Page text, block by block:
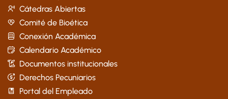
Cátedras Abiertas
Comité de Bioética
Conexión Académica
Calendario Académico
Documentos institucionales
Derechos Pecuniarios
Portal del Empleado